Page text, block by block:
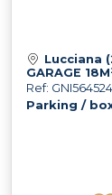
Lucciana
Ref: GNI564524
Parking /